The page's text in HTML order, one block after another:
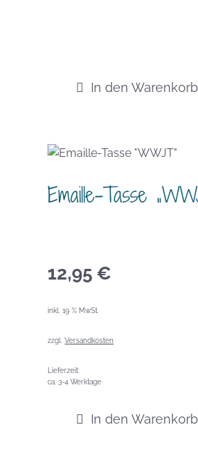
In den Warenkorb
Emaille-Tasse
12,95 €
inkl. 19 % MwSt.
zzgl.Versandkosten
Lieferzeit:
ca. 3-4 Werktage
In den Warenkorb